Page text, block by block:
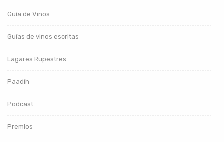
Guía de Vinos
Guías de vinos escritas
Lagares Rupestres
Paadín
Podcast
Premios